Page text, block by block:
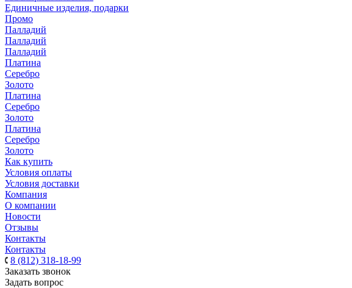
Единичные изделия, подарки
Промо
Палладий
Палладий
Палладий
Платина
Серебро
Золото
Платина
Серебро
Золото
Платина
Серебро
Золото
Как купить
Условия оплаты
Условия доставки
Компания
О компании
Новости
Отзывы
Контакты
Контакты
8 (812) 318-18-99
Заказать звонок
Задать вопрос